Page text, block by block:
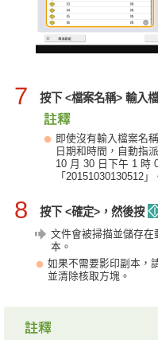
7 按下 <檔案名稱> 輸入
即使沒有輸入檔案名
日期和時間，自動指
10 月 30 日下午 1 時
「20151030130512」
8 按下 <確定>，然後按
文件會被掃描並儲存在
本。
如果不需要影印副本，
並清除核取方塊。